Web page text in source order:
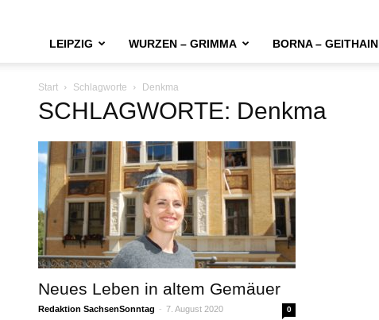
LEIPZIG WURZEN – GRIMMA BORNA – GEITHAIN
Start Schlagworte Denkma
SCHLAGWORTE: Denkma
Neues Leben in altem Gemäuer
Redaktion SachsenSonntag - 7. August 2020 0